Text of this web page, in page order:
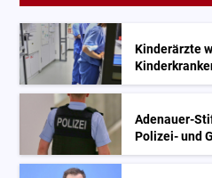
Kinderärzte
Adenauer-
Polizei- und